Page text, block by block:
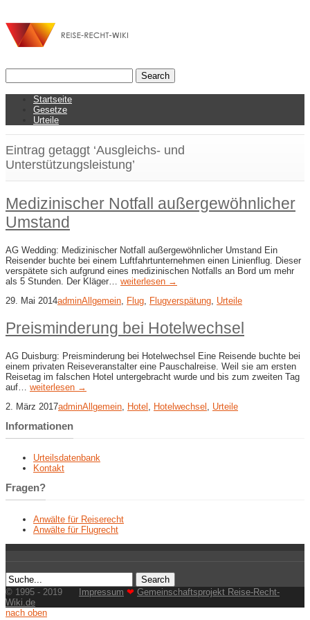
Startseite
Gesetze
Urteile
Eintrag getaggt ‘Ausgleichs- und
Unterstützungsleistung’
Medizinischer Notfall außergewöhnlicher
Umstand
AG Wedding: Medizinischer Notfall außergewöhnlicher Umstand Ein
Reisender buchte bei einem Luftfahrtunternehmen einen Linienflug. Dieser
verspätete sich aufgrund eines medizinischen Notfalls an Bord um mehr
als 5 Stunden. Der Kläger… weiterlesen →
29. Mai 2014adminAllgemein, Flug, Flugverspätung, Urteile
Preisminderung bei Hotelwechsel
AG Duisburg: Preisminderung bei Hotelwechsel Eine Reisende buchte bei
einem privaten Reiseveranstalter eine Pauschalreise. Weil sie am ersten
Reisetag im falschen Hotel untergebracht wurde und bis zum zweiten Tag
auf… weiterlesen →
2. März 2017adminAllgemein, Hotel , Hotelwechsel , Urteile
Informationen
Urteilsdatenbank
Kontakt
Fragen?
Anwälte für Reiserecht
Anwälte für Flugrecht
© 1995 - 2019 Impressum ❤ Gemeinschaftsprojekt Reise-Recht-
Wiki.de
nach oben